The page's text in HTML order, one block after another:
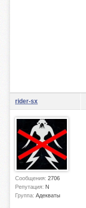
rider-sx
Сообщения: 2706
Репутация: N
Группа: Адекваты